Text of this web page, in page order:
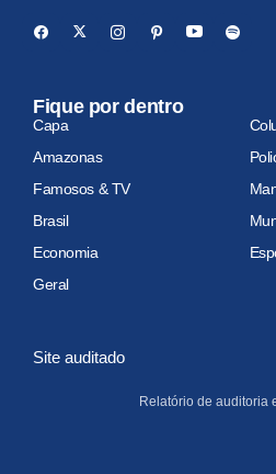
Fique por dentro
Capa
Amazonas
Famosos & TV
Brasil
Economia
Geral
Site auditado
Relatório de auditoria